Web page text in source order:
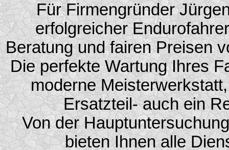
Für Firmengründer
erfolgreicher
Beratung und fairen Preisen
Die perfekte Wartung Ihres
moderne
Ersatzteil- auch ein
Von der
bieten Ihnen alle